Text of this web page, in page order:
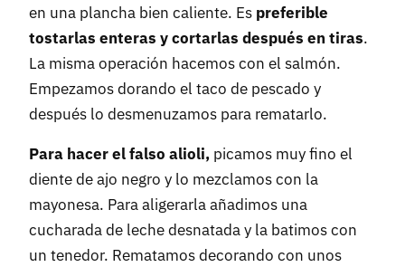
en una plancha bien caliente. Es preferible
tostarlas enteras y cortarlas después en tiras.
La misma operación hacemos con el salmón.
Empezamos dorando el taco de pescado y
después lo desmenuzamos para rematarlo.
Para hacer el falso alioli, picamos muy fino el
diente de ajo negro y lo mezclamos con la
mayonesa. Para aligerarla añadimos una
cucharada de leche desnatada y la batimos con
un tenedor. Rematamos decorando con unos